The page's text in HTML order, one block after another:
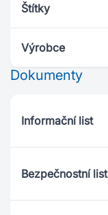
Štítky
Výrobce
Dokumenty
Informační list
Bezpečnostní list